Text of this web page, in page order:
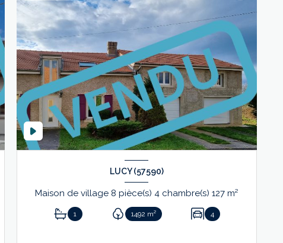
LUCY (57590)
Maison de village 8 pièce(s) 4 chambre(s) 127 m²
1 1492 m² 4